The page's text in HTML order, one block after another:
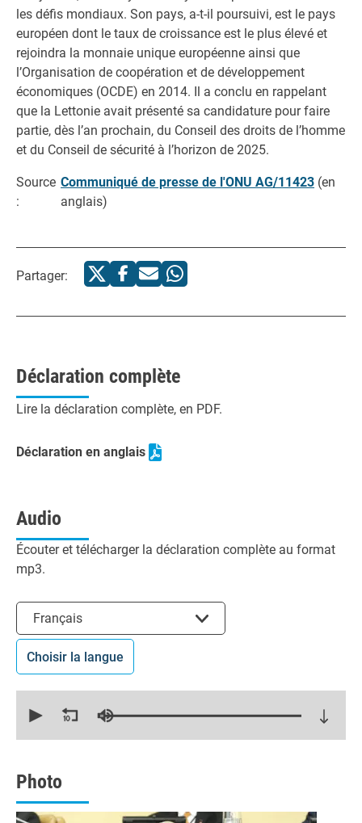
les défis mondiaux. Son pays, a-t-il poursuivi, est le pays
européen dont le taux de croissance est le plus élevé et
rejoindra la monnaie unique européenne ainsi que
l’Organisation de coopération et de développement
économiques (OCDE) en 2014. Il a conclu en rappelant
que la Lettonie avait présenté sa candidature pour faire
partie, dès l’an prochain, du Conseil des droits de l’homme
et du Conseil de sécurité à l’horizon de 2025.
Source
:
Communiqué de presse de l'ONU AG/11423 (en
anglais)
Partager:
Déclaration complète
Lire la déclaration complète, en PDF.
Déclaration en anglais
Audio
Écouter et télécharger la déclaration complète au format
mp3.
Français
Choisir la langue
seconds
seconds
Photo